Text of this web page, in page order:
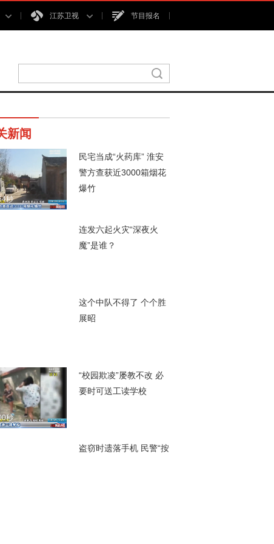
江苏卫视 节目报名
新闻
秒
民宅当成“火药库” 淮安
警方查获近3000箱烟花
爆竹
连发六起火灾“深夜火
魔”是谁？
这个中队不得了 个个胜
展昭
秒
“校园欺凌”屡教不改 必
要时可送工读学校
盗窃时遗落手机 民警“按